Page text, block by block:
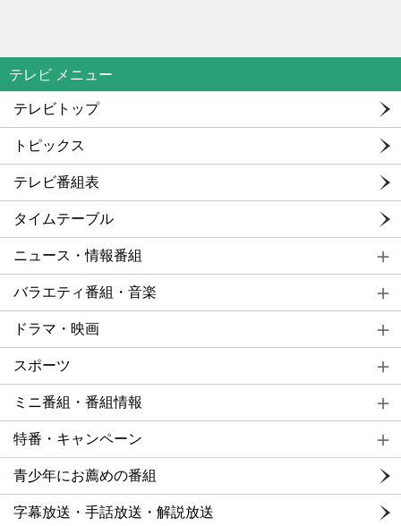
テレビ メニュー
テレビトップ
トピックス
テレビ番組表
タイムテーブル
ニュース・情報番組
バラエティ番組・音楽
ドラマ・映画
スポーツ
ミニ番組・番組情報
特番・キャンペーン
青少年にお薦めの番組
字幕放送・手話放送・解説放送